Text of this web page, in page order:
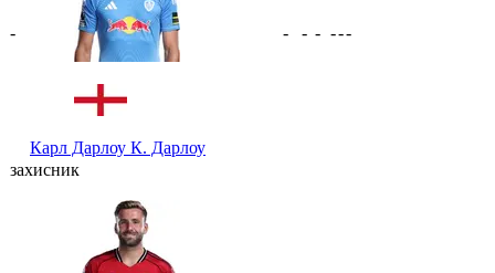
-
Карл Дарлоу К. Дарлоу
- - - ---
захисник